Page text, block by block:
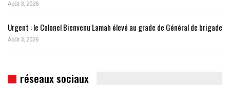
Août 3, 2026
Urgent : le Colonel Bienvenu Lamah élevé au grade de Général de brigade
Août 3, 2026
réseaux sociaux